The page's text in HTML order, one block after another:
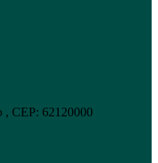
, CEP: 62120000